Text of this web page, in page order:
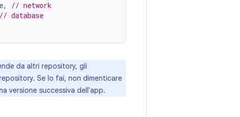
,
// network
// database
da altri repository, gli
Se lo fai, non dimenticare
versione successiva dell'app.